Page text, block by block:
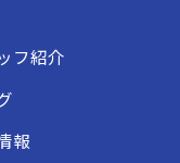
フ紹介
報